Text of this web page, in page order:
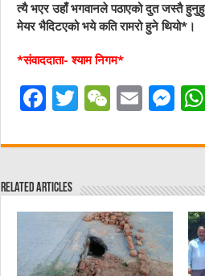
त्यै भएर उहाँ भगवानले पठाएको दुत जस्तै
मेयर भैदिटएको भये कति रामरो हुने थियो*।
*संवाददाता- श्याम निगम*
F
c
e
b
o
o
T
it
r
W
C
at
E
ai
M
ss
n
g
er
Related Articles